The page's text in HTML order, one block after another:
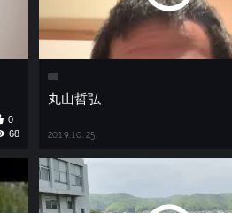
0
68
丸山哲弘
2019.10.25